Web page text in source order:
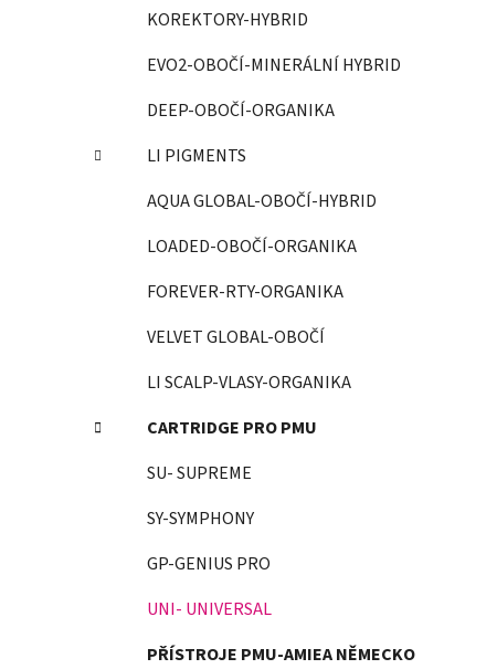
KOREKTORY-HYBRID
EVO2-OBOČÍ-MINERÁLNÍ HYBRID
DEEP-OBOČÍ-ORGANIKA
LI PIGMENTS
AQUA GLOBAL-OBOČÍ-HYBRID
LOADED-OBOČÍ-ORGANIKA
FOREVER-RTY-ORGANIKA
VELVET GLOBAL-OBOČÍ
LI SCALP-VLASY-ORGANIKA
CARTRIDGE PRO PMU
SU- SUPREME
SY-SYMPHONY
GP-GENIUS PRO
UNI- UNIVERSAL
PŘÍSTROJE PMU-AMIEA NĚMECKO